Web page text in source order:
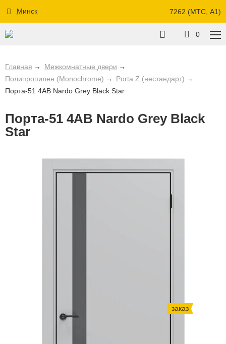
Минск 7262 (МТС, A1)
0
Главная
Межкомнатные двери
Полипропилен (Monochrome)
Porta Z (нестандарт)
Порта-51 4AB Nardo Grey Black Star
Порта-51 4AB Nardo Grey Black
Star
заказ